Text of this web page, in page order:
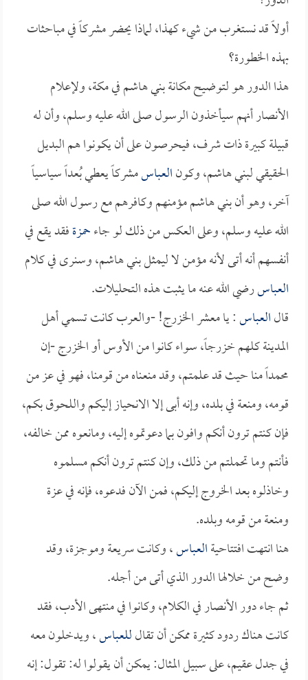
أولاً قد نستغرب من شيء كهذا، لماذا يحضر مشركاً في مباحثات
بهذه الخطورة؟
هذا الدور هو لتوضيح مكانة بني هاشم في مكة، ولإعلام
الأنصار أنهم سيأخذون الرسول صلى الله عليه وسلم، وأن له
قبيلة كبيرة ذات شرف، فيحرصون على أن يكونوا هم البديل
الحقيقي لبني هاشم، وكونالعباسمشركاً يعطي بُعداً سياسياً
آخر، وهو أن بني هاشم مؤمنهم وكافرهم مع رسول الله صلى
الله عليه وسلم، وعلى العكس من ذلك لو جاءحمزةفقد يقع في
أنفسهم أنه أتى لأنه مؤمن لا ليمثل بني هاشم، وسنرى في كلام
العباسرضي الله عنه ما يثبت هذه التحليلات.
قالالعباس: يا معشر الخزرج! -والعرب كانت تسمي أهل
المدينة كلهم خزرجاً، سواء كانوا من الأوس أو الخزرج -إن
محمداً منا حيث قد علمتم، وقد منعناه من قومنا، فهو في عز من
قومه، ومنعة في بلده، وإنه أبى إلا الانحياز إليكم واللحوق بكم،
فإن كنتم ترون أنكم وافون بما دعوتموه إليه، ومانعوه ممن خالفه،
فأنتم وما تحملتم من ذلك، وإن كنتم ترون أنكم مسلموه
وخاذلوه بعد الخروج إليكم، فمن الآن فدعوه، فإنه في عزة
ومنعة من قومه وبلده.
هنا انتهت افتتاحيةالعباس، وكانت سريعة وموجزة، وقد
وضح من خلالها الدور الذي أتى من أجله.
ثم جاء دور الأنصار في الكلام، وكانوا في منتهى الأدب، فقد
كانت هناك ردود كثيرة ممكن أن تقالللعباس، ويدخلون معه
في جدل عقيم، على سبيل المثال: يمكن أن يقولوا له: تقول: إنه